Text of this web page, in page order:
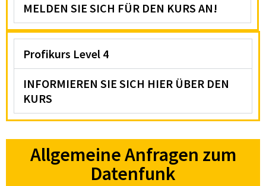
MELDEN SIE SICH FÜR DEN KURS AN!
Profikurs Level 4
INFORMIEREN SIE SICH HIER ÜBER DEN
KURS
Allgemeine Anfragen zum
Datenfunk